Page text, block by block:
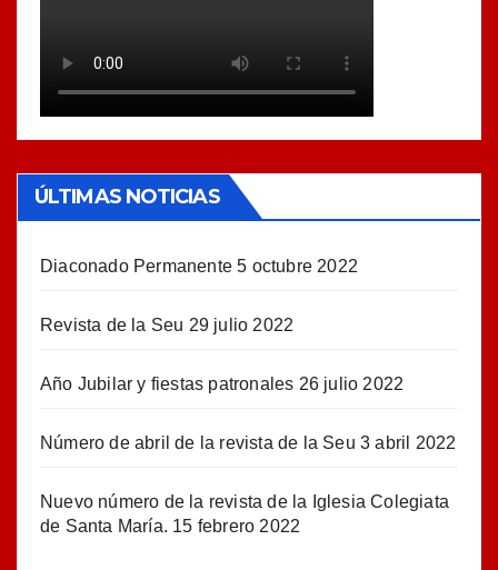
ÚLTIMAS NOTICIAS
Diaconado Permanente 5 octubre 2022
Revista de la Seu 29 julio 2022
Año Jubilar y fiestas patronales 26 julio 2022
Número de abril de la revista de la Seu 3 abril 2022
Nuevo número de la revista de la Iglesia Colegiata
de Santa María. 15 febrero 2022